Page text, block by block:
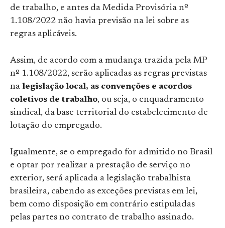
de trabalho, e antes da Medida Provisória nº
1.108/2022 não havia previsão na lei sobre as
regras aplicáveis.
Assim, de acordo com a mudança trazida pela MP
nº 1.108/2022, serão aplicadas as regras previstas
na legislação local, as convenções e acordos
coletivos de trabalho, ou seja, o enquadramento
sindical, da base territorial do estabelecimento de
lotação do empregado.
Igualmente, se o empregado for admitido no Brasil
e optar por realizar a prestação de serviço no
exterior, será aplicada a legislação trabalhista
brasileira, cabendo as exceções previstas em lei,
bem como disposição em contrário estipuladas
pelas partes no contrato de trabalho assinado.